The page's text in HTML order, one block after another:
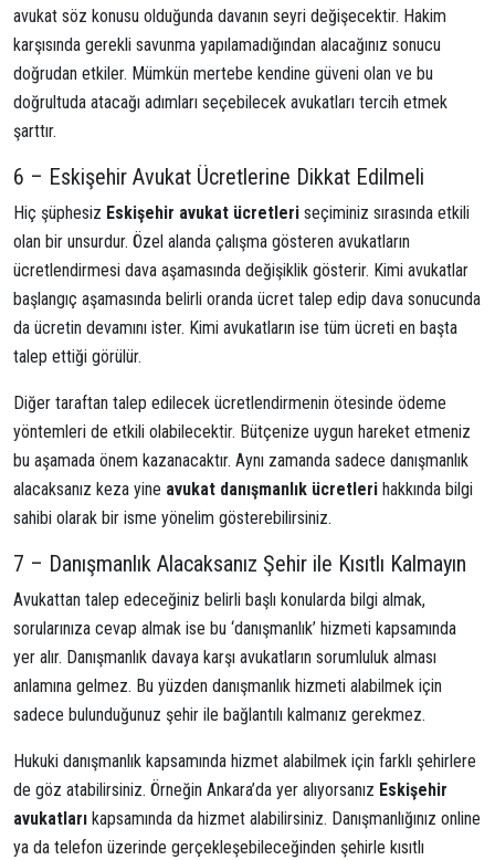
avukat söz konusu olduğunda davanın seyri değişecektir. Hakim
karşısında gerekli savunma yapılamadığından alacağınız sonucu
doğrudan etkiler. Mümkün mertebe kendine güveni olan ve bu
doğrultuda atacağı adımları seçebilecek avukatları tercih etmek
şarttır.
6 – Eskişehir Avukat Ücretlerine Dikkat Edilmeli
Hiç şüphesiz Eskişehir avukat ücretleri seçiminiz sırasında etkili
olan bir unsurdur. Özel alanda çalışma gösteren avukatların
ücretlendirmesi dava aşamasında değişiklik gösterir. Kimi avukatlar
başlangıç aşamasında belirli oranda ücret talep edip dava sonucunda
da ücretin devamını ister. Kimi avukatların ise tüm ücreti en başta
talep ettiği görülür.
Diğer taraftan talep edilecek ücretlendirmenin ötesinde ödeme
yöntemleri de etkili olabilecektir. Bütçenize uygun hareket etmeniz
bu aşamada önem kazanacaktır. Aynı zamanda sadece danışmanlık
alacaksanız keza yine avukat danışmanlık ücretleri hakkında bilgi
sahibi olarak bir isme yönelim gösterebilirsiniz.
7 – Danışmanlık Alacaksanız Şehir ile Kısıtlı Kalmayın
Avukattan talep edeceğiniz belirli başlı konularda bilgi almak,
sorularınıza cevap almak ise bu ‘danışmanlık’ hizmeti kapsamında
yer alır. Danışmanlık davaya karşı avukatların sorumluluk alması
anlamına gelmez. Bu yüzden danışmanlık hizmeti alabilmek için
sadece bulunduğunuz şehir ile bağlantılı kalmanız gerekmez.
Hukuki danışmanlık kapsamında hizmet alabilmek için farklı şehirlere
de göz atabilirsiniz. Örneğin Ankara’da yer alıyorsanız Eskişehir
avukatları kapsamında da hizmet alabilirsiniz. Danışmanlığınız online
ya da telefon üzerinde gerçekleşebileceğinden şehirle kısıtlı